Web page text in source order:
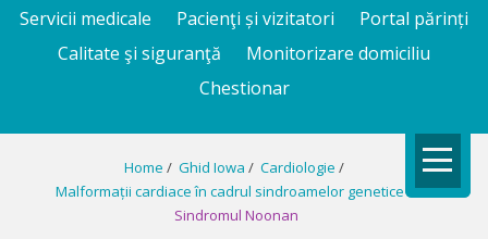
Servicii medicale
Pacienţi și vizitatori
Portal părinți
Calitate şi siguranţă
Monitorizare domiciliu
Chestionar
Home / Ghid Iowa / Cardiologie /
Malformații cardiace în cadrul sindroamelor genetice/
Sindromul Noonan